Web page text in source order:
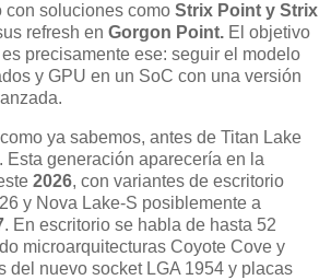
con soluciones como Strix Point y Strix
refresh en Gorgon Point. El objetivo
precisamente ese: seguir el modelo
y GPU en un SoC con una versión
ya sabemos, antes de Titan Lake
Esta generación aparecería en la
2026, con variantes de escritorio
y Nova Lake-S posiblemente a
. En escritorio se habla de hasta 52
microarquitecturas Coyote Cove y
del nuevo socket LGA 1954 y placas